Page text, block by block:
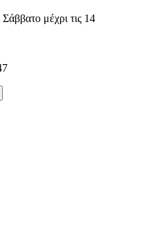
μέχρι τις 14